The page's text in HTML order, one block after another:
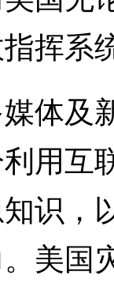
挥系
及
用互
识，
美国